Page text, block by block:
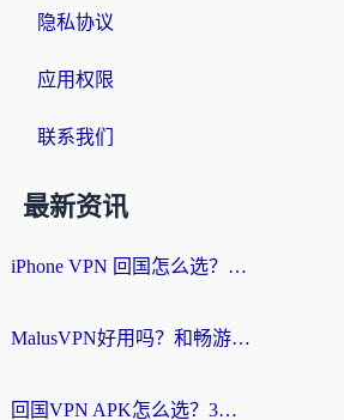
隐私协议
应用权限
联系我们
最新资讯
海外党必看：iPhone VPN 回国怎么选？一篇搞定无缝访问国内资源
海外党必看：MalusVPN好用吗？和畅游VPN对比哪个回国效果更好？附穿梭飞鱼神龟真实体验
海外党必看：回国VPN APK怎么选？3步教你无缝刷国内剧玩国服